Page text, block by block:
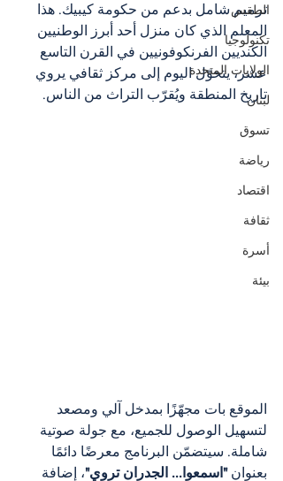
الطقس
تكنولوجيا
الولايات المتحدة
لبنان
تسوق
رياضة
اقتصاد
ثقافة
أسرة
بيئة
ترميم شامل بدعم من حكومة كيبيك. هذا
المعلم الذي كان منزل أحد أبرز الوطنيين
الكنديين الفرنكوفونيين في القرن التاسع
عشر، يتحوّل اليوم إلى مركز ثقافي يروي
تاريخ المنطقة ويُقرّب التراث من الناس.
الموقع بات مجهّزًا بمدخل آلي ومصعد
لتسهيل الوصول للجميع، مع جولة صوتية
شاملة. سيتضمّن البرنامج معرضًا دائمًا
بعنوان "اسمعوا... الجدران تروي"، إضافة